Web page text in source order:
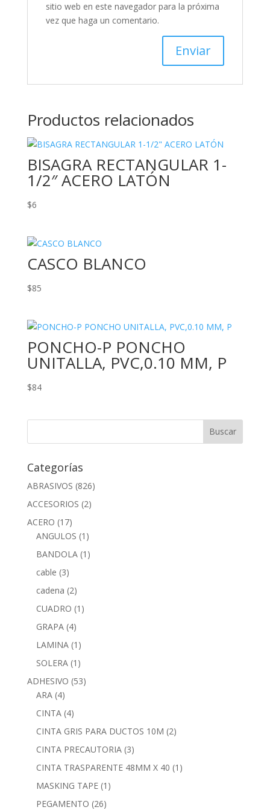
sitio web en este navegador para la próxima
vez que haga un comentario.
Productos relacionados
BISAGRA RECTANGULAR 1-
1/2″ ACERO LATÓN
$6
CASCO BLANCO
$85
PONCHO-P PONCHO
UNITALLA, PVC,0.10 MM, P
$84
Categorías
ABRASIVOS (826)
ACCESORIOS (2)
ACERO (17)
ANGULOS (1)
BANDOLA (1)
cable (3)
cadena (2)
CUADRO (1)
GRAPA (4)
LAMINA (1)
SOLERA (1)
ADHESIVO (53)
ARA (4)
CINTA (4)
CINTA GRIS PARA DUCTOS 10M (2)
CINTA PRECAUTORIA (3)
CINTA TRASPARENTE 48MM X 40 (1)
MASKING TAPE (1)
PEGAMENTO (26)